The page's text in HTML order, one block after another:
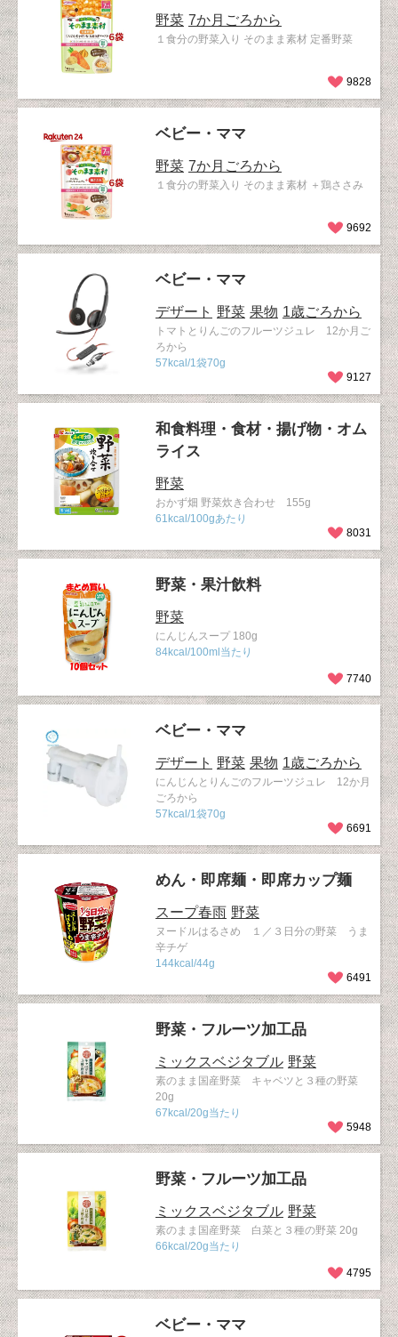
野菜 7か月ごろから
１食分の野菜入り そのまま素材 定番野菜
9828
ベビー・ママ
野菜 7か月ごろから
１食分の野菜入り そのまま素材 ＋鶏ささみ
9692
ベビー・ママ
デザート 野菜 果物 1歳ごろから
トマトとりんごのフルーツジュレ 12か月ご
ろから
57kcal/1袋70g
9127
和食料理・食材・揚げ物・オム
ライス
野菜
おかず畑 野菜炊き合わせ 155g
61kcal/100gあたり
8031
野菜・果汁飲料
野菜
にんじんスープ 180g
84kcal/100ml当たり
7740
ベビー・ママ
デザート 野菜 果物 1歳ごろから
にんじんとりんごのフルーツジュレ 12か月
ごろから
57kcal/1袋70g
6691
めん・即席麺・即席カップ麺
スープ春雨 野菜
ヌードルはるさめ １／３日分の野菜 うま
辛チゲ
144kcal/44g
6491
野菜・フルーツ加工品
ミックスベジタブル 野菜
素のまま国産野菜 キャベツと３種の野菜
20g
67kcal/20g当たり
5948
野菜・フルーツ加工品
ミックスベジタブル 野菜
素のまま国産野菜 白菜と３種の野菜 20g
66kcal/20g当たり
4795
ベビー・ママ